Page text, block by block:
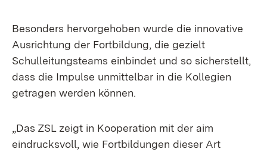
Besonders hervorgehoben wurde die innovative
Ausrichtung der Fortbildung, die gezielt
Schulleitungsteams einbindet und so sicherstellt,
dass die Impulse unmittelbar in die Kollegien
getragen werden können.
„Das ZSL zeigt in Kooperation mit der aim
eindrucksvoll, wie Fortbildungen dieser Art